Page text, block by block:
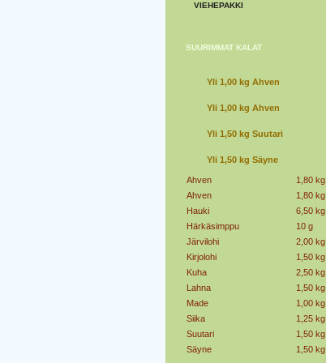
VIEHEPAKKI
SUURIMMAT KALAT
Yli 1,00 kg Ahven
Yli 1,00 kg Ahven
Yli 1,50 kg Suutari
Yli 1,50 kg Säyne
Ahven
1,80 kg
Ahven
1,80 kg
Hauki
6,50 kg
Härkäsimppu
10 g
Järvilohi
2,00 kg
Kirjolohi
1,50 kg
Kuha
2,50 kg
Lahna
1,50 kg
Made
1,00 kg
Siika
1,25 kg
Suutari
1,50 kg
Säyne
1,50 kg